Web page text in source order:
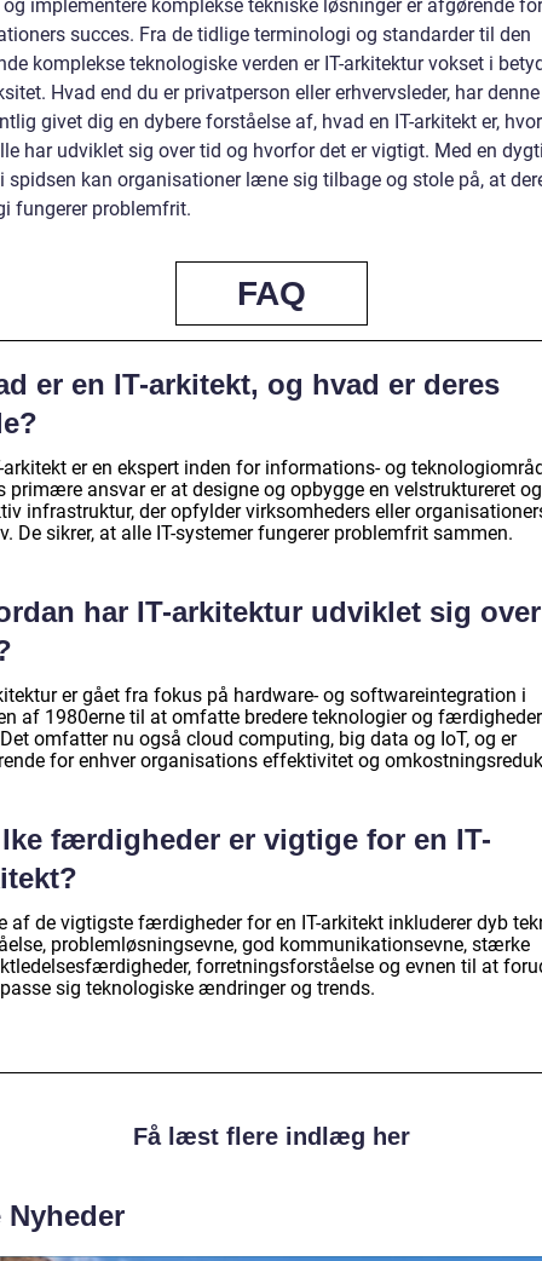
implementere komplekse tekniske løsninger er afgørende for
succes. Fra de tidlige terminologi og standarder til den
komplekse teknologiske verden er IT-arkitektur vokset i
Hvad end du er privatperson eller erhvervsleder, har
givet dig en dybere forståelse af, hvad en IT-arkitekt er,
har udviklet sig over tid og hvorfor det er vigtigt. Med en
spidsen kan organisationer læne sig tilbage og stole på, at
fungerer problemfrit.
FAQ
er en IT-arkitekt, og hvad er deres
arkitekt er en ekspert inden for informations- og
primære ansvar er at designe og opbygge en velstruktureret og
infrastruktur, der opfylder virksomheders eller
De sikrer, at alle IT-systemer fungerer problemfrit sammen.
har IT-arkitektur udviklet sig over
er gået fra fokus på hardware- og softwareintegration i
af 1980erne til at omfatte bredere teknologier og
omfatter nu også cloud computing, big data og IoT, og er
for enhver organisations effektivitet og
færdigheder er vigtige for en IT-
af de vigtigste færdigheder for en IT-arkitekt inkluderer dyb
problemløsningsevne, god kommunikationsevne, stærke
forretningsforståelse og evnen til at
sig teknologiske ændringer og trends.
Få læst flere indlæg her
Nyheder